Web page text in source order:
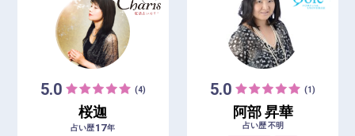
5.0 (4)
桜迦
占い歴17年
5.0 (1)
阿部 昇華
占い歴 不明